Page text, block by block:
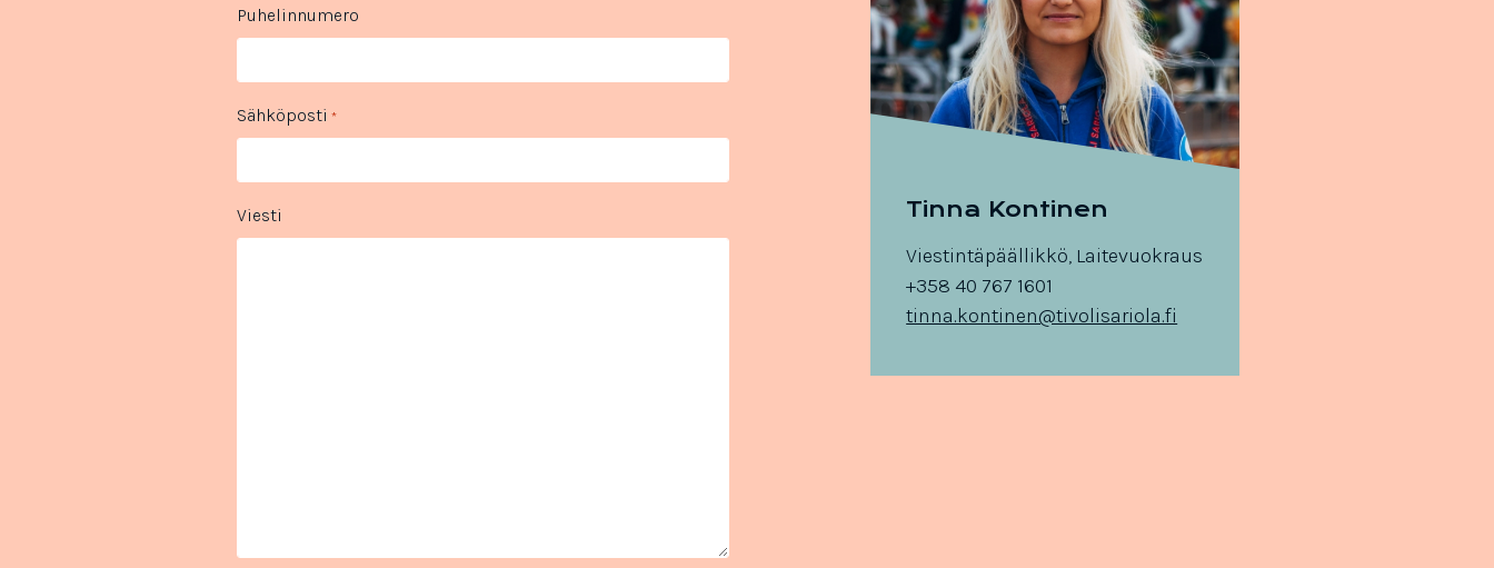
Puhelinnumero
Sähköposti *
Viesti Tinna Kontinen
Viestintäpäällikkö, Laitevuokraus
+358 40 767 1601
tinna.kontinen@tivolisariola.fi